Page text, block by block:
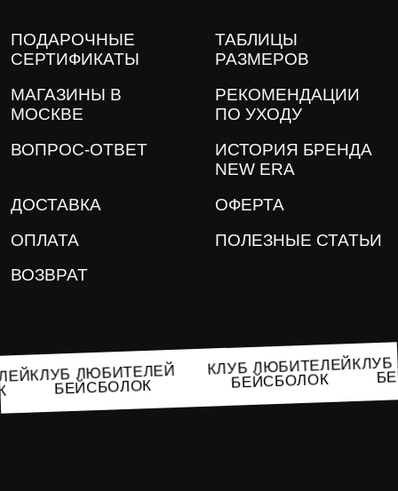
ПОДАРОЧНЫЕ
СЕРТИФИКАТЫ
ТАБЛИЦЫ
РАЗМЕРОВ
МАГАЗИНЫ В
МОСКВЕ
РЕКОМЕНДАЦИИ
ПО УХОДУ
ВОПРОС-ОТВЕТ
ИСТОРИЯ БРЕНДА
NEW ERA
ДОСТАВКА
ОФЕРТА
ОПЛАТА
ПОЛЕЗНЫЕ СТАТЬИ
ВОЗВРАТ
КЛУБ ЛЮБИТЕЛЕЙ
БЕЙСБОЛОК
КЛУБ ЛЮБИТЕЛЕЙ
БЕЙСБОЛОК